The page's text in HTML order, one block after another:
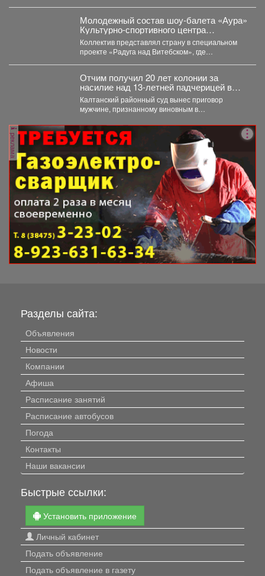
Молодежный состав шоу-балета «Аура»
Культурно-спортивного центра
металлургов победил в международном
конкурсе «Славянский базар» в
Витебске.
Коллектив представлял страну в специальном
проекте «Радуга над Витебском», где
Отчим получил 20 лет колонии за
насилие над 13‑летней падчерицей в
Кузбассе
Калтанский районный суд вынес приговор
мужчине, признанному виновным в
неприкосновенности малолетней девочки....
реклама
Разделы сайта:
Объявления
Новости
Компании
Афиша
Расписание занятий
Расписание автобусов
Погода
Контакты
Наши вакансии
Быстрые ссылки:
Установить приложение
Личный кабинет
Подать объявление
Подать объявление в газету